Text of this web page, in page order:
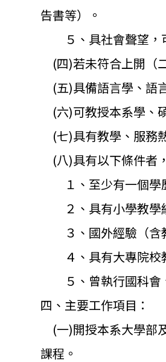
告書等）。
５、具社會聲望，
(四)若未符合上開（
(五)具備語言學、語
(六)可教授本系學、
(七)具有教學、服務
(八)具有以下條件者
１、至少有一個學
２、具有小學教學
３、國外經驗（含
４、具有大專院校
５、曾執行國科會
四、主要工作項目：
(一)開授本系大學部
課程。